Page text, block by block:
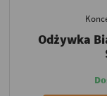
Odżywka